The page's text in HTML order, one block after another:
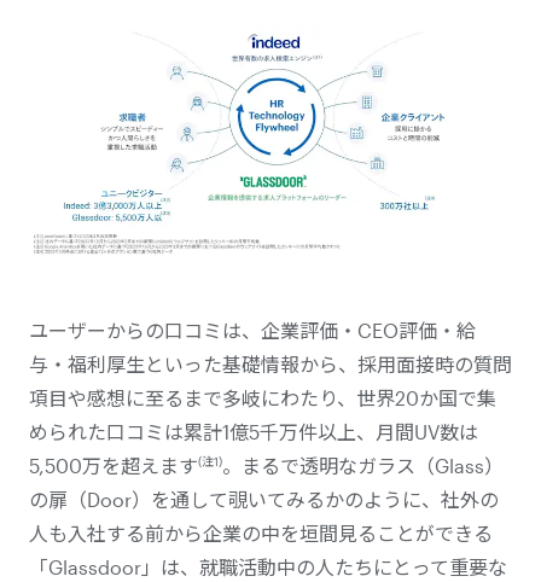
ユーザーからの口コミは、企業評価・CEO評価・給
与・福利厚生といった基礎情報から、採用面接時の質問
項目や感想に至るまで多岐にわたり、世界20か国で集
められた口コミは累計1億5千万件以上、月間UV数は
5,500万を超えます(注1)。まるで透明なガラス（Glass）
の扉（Door）を通して覗いてみるかのように、社外の
人も入社する前から企業の中を垣間見ることができる
「Glassdoor」は、就職活動中の人たちにとって重要な